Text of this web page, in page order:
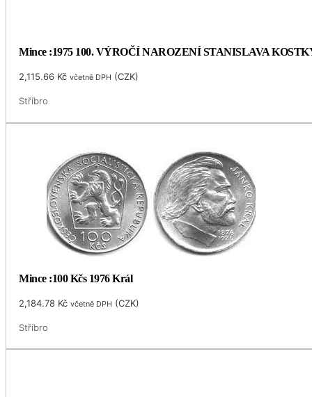
Mince :1975 100. VÝROČÍ NAROZENÍ STANISLAVA
2,115.66 Kč včetně DPH (CZK)
Stříbro
Mince :100 Kčs 1976 Král
2,184.78 Kč včetně DPH (CZK)
Stříbro